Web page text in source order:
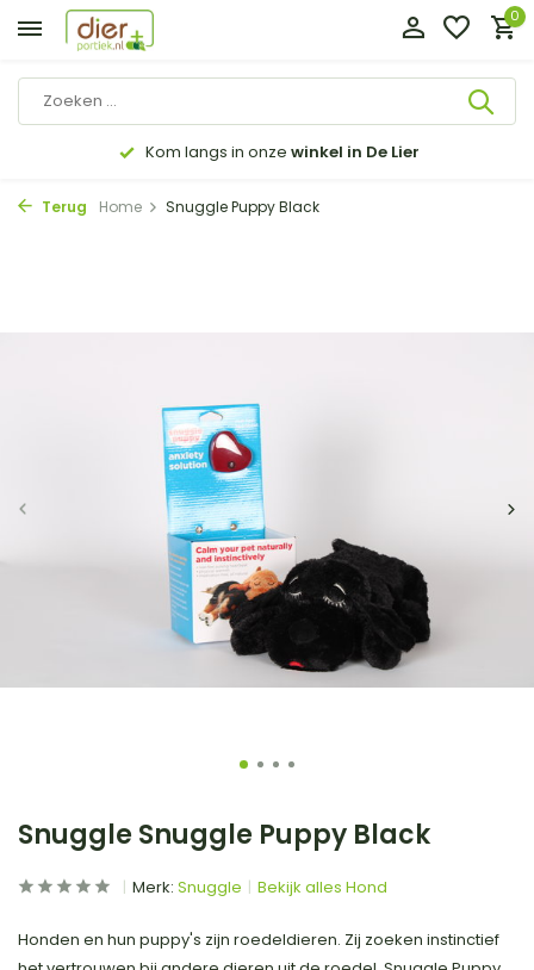
0
Kom langs in onze winkel in De Lier
Terug Home Snuggle Puppy Black
Snuggle Snuggle Puppy Black
Merk: Snuggle Bekijk alles Hond
Honden en hun puppy's zijn roedeldieren. Zij zoeken instinctief